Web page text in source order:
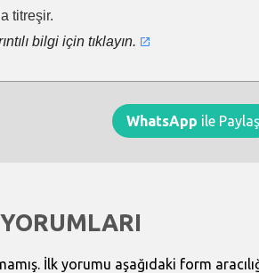
titreşir.
bilgi için tıklayın.
WhatsApp ile Paylaş
İlk yorumu aşağıdaki form